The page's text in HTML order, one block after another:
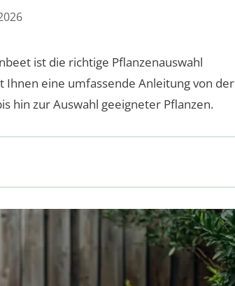
ist die richtige Pflanzenauswahl
eine umfassende Anleitung von der
hin zur Auswahl geeigneter Pflanzen.